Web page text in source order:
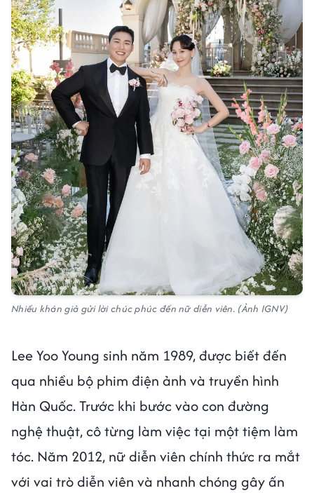
Nhiều khán giả gửi lời chúc phúc đến nữ diễn viên. (Ảnh IGNV)
Lee Yoo Young sinh năm 1989, được biết đến
qua nhiều bộ phim điện ảnh và truyền hình
Hàn Quốc. Trước khi bước vào con đường
nghệ thuật, cô từng làm việc tại một tiệm làm
tóc. Năm 2012, nữ diễn viên chính thức ra mắt
với vai trò diễn viên và nhanh chóng gây ấn